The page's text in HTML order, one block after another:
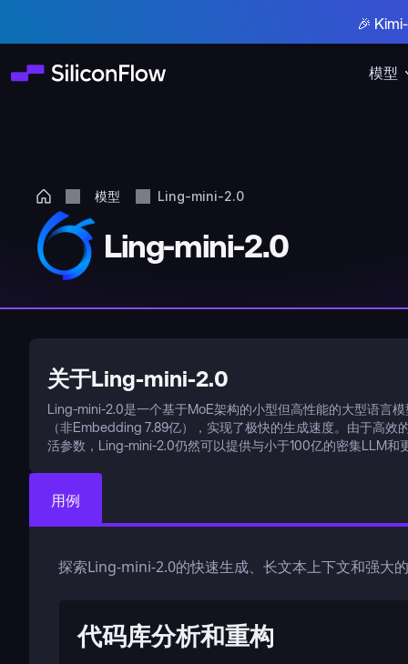
模型
🎉
模型 Ling-mini-2.0
Ling-mini-2.0
关于Ling-mini-2.0
Ling-mini-2.0是一个基于MoE架构的小型但高性能的大型语言
（非Embedding 7.89亿），实现了极快的生成速度。由于高
活参数，Ling-mini-2.0仍然可以提供与小于100亿的密集LLM和
用例
探索Ling-mini-2.0的快速生成、长文本上下文和强大
代码库分析和重构